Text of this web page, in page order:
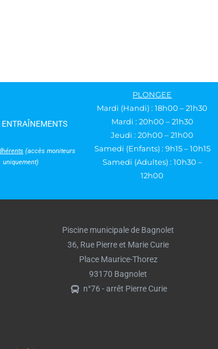
ENTRAÎNEMENTS
(accès moniteurs
uniquement)
PLONGEE
Mardi (Handi) : 18h00 – 21h30
Mardi : 20h00 – 21h30
Jeudi : 20h00 – 21h00
Samedi (Enfants) : 9h15 – 10h15
Samedi (Adultes) : 10h30 –
12h00
Piscine municipale de Bagnolet
36, Rue Pierre et Marie Curie
Place Maurice-Thorez
93170 Bagnolet
n°76 - arrêt Pierre Curie